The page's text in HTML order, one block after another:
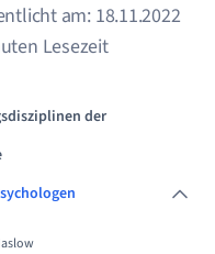
am: 18.11.2022
Lesezeit
der